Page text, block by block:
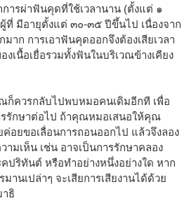
ารผ่าฟันคุดที่ใช้เวลานาน (ตั้งแต่ ๑
ที่ มีอายุตั้งแต่ ๓๐-๓๕ ปีขึ้นไป เนื่องจาก
าก การเอาฟันคุดออกจึงต้องเสียเวลา
งเนื้อเยื่อรวมทั้งฟันในบริเวณข้างเคียง
ก็ควรกลับไปพบหมอคนเดิมอีกที เพื่อ
รักษาต่อไป ถ้าคุณหมอเสนอให้คุณ
อยขอเลื่อนการถอนออกไป แล้วจึงลอง
มเห็น เช่น อาจเป็นการรักษาคลอง
ปริทันต์ หรือทำอย่างหนึ่งอย่างใด หาก
านเปล่าๆ จะเสียการเสียงานได้ด้วย
าธิ